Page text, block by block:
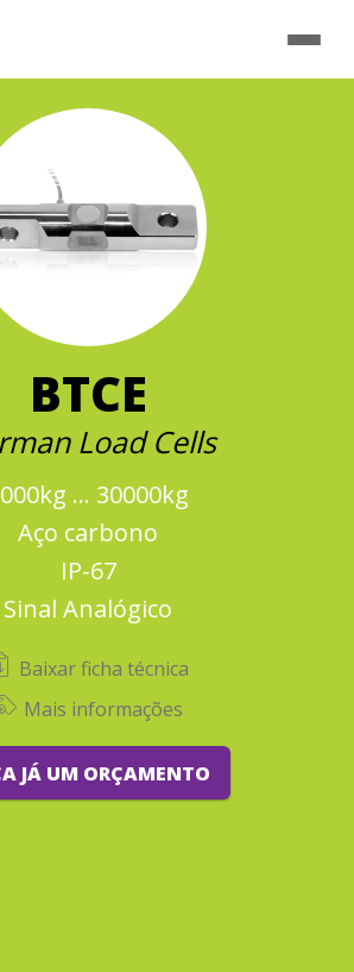
BTCE
Load Cells
... 30000kg
Aço carbono
IP-67
Sinal Analógico
Baixar ficha técnica
Mais informações
JÁ UM ORÇAMENTO